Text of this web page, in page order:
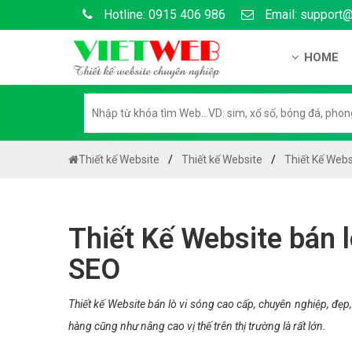
Hotline: 0915 406 986 Email:
HOME
Hướng
Chính
Chính
Thiết kế Website Thiết kế Website Thiết Kế
Thiết Kế Website bán
SEO
Thiết kế Website bán lò vi sóng cao cấp, chuyên nghiệp,
hàng cũng như nâng cao vị thế trên thị trường là rất lớn.